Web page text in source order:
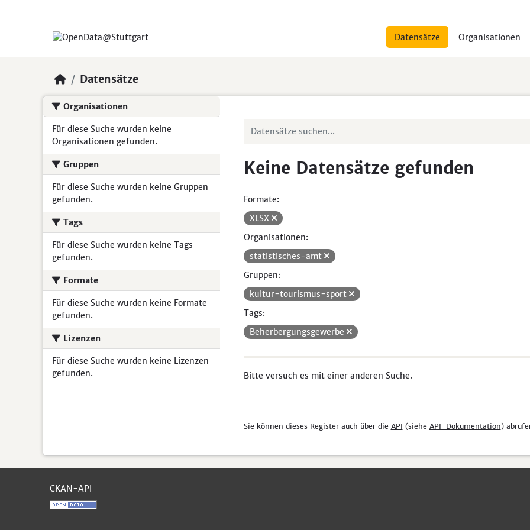
Datensätze Organisationen
Datensätze
Organisationen
Für diese Suche wurden keine
Organisationen gefunden.
Gruppen
Für diese Suche wurden keine Gruppen
gefunden.
Tags
Für diese Suche wurden keine Tags
gefunden.
Formate
Für diese Suche wurden keine Formate
gefunden.
Lizenzen
Für diese Suche wurden keine Lizenzen
gefunden.
Keine Datensätze gefunden
Formate:
XLSX
Organisationen:
statistisches-amt
Gruppen:
kultur-tourismus-sport
Tags:
Beherbergungsgewerbe
Bitte versuch es mit einer anderen Suche.
Sie können dieses Register auch über die API (siehe API-Dokumentation)
CKAN-API